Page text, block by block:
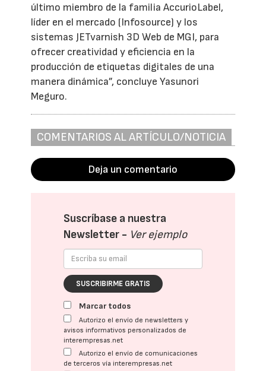
último miembro de la familia AccurioLabel,
líder en el mercado (Infosource) y los
sistemas JETvarnish 3D Web de MGI, para
ofrecer creatividad y eficiencia en la
producción de etiquetas digitales de una
manera dinámica”, concluye Yasunori
Meguro.
COMENTARIOS AL ARTÍCULO/NOTICIA
Deja un comentario
Suscríbase a nuestra
Newsletter - Ver ejemplo
SUSCRIBIRME GRATIS
Marcar todos
Autorizo el envío de newsletters y
avisos informativos personalizados de
interempresas.net
Autorizo el envío de comunicaciones
de terceros vía interempresas.net